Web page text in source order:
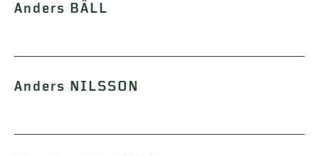
Anders BÄLL
Anders NILSSON